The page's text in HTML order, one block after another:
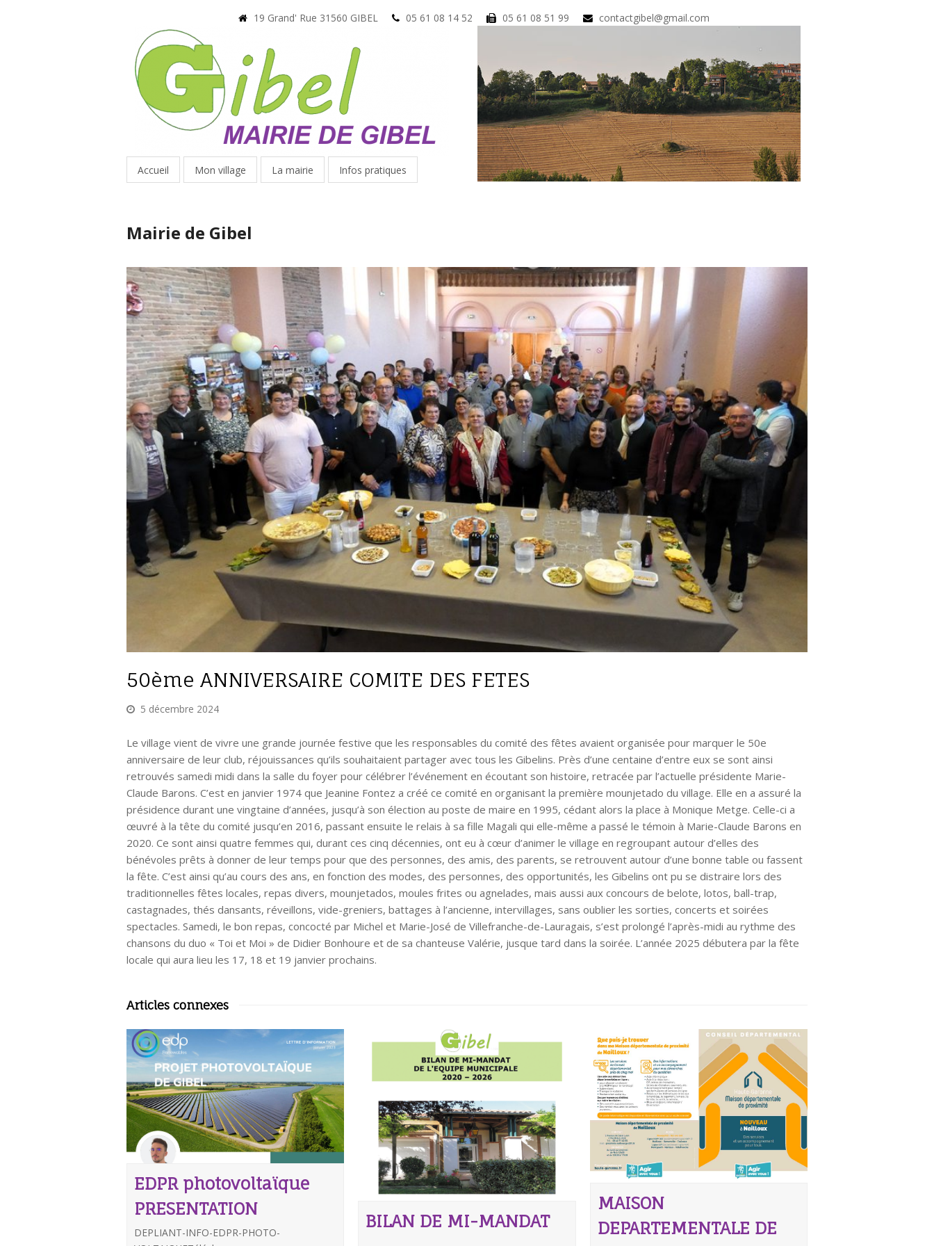
19 Grand' Rue 31560 GIBEL 05 61 08 14 52 05 61 08 51 99 contactgibel@gmail.com
Accueil Mon village La mairie Infos pratiques
Mairie de Gibel
50ème ANNIVERSAIRE COMITE DES FETES
5 décembre 2024
Le village vient de vivre une grande journée festive que les responsables du comité des fêtes avaient organisée pour marquer le 50e
anniversaire de leur club, réjouissances qu’ils souhaitaient partager avec tous les Gibelins. Près d’une centaine d’entre eux se sont ainsi
retrouvés samedi midi dans la salle du foyer pour célébrer l’événement en écoutant son histoire, retracée par l’actuelle présidente Marie-
Claude Barons. C’est en janvier 1974 que Jeanine Fontez a créé ce comité en organisant la première mounjetado du village. Elle en a assuré la
présidence durant une vingtaine d’années, jusqu’à son élection au poste de maire en 1995, cédant alors la place à Monique Metge. Celle-ci a
œuvré à la tête du comité jusqu’en 2016, passant ensuite le relais à sa fille Magali qui elle-même a passé le témoin à Marie-Claude Barons en
2020. Ce sont ainsi quatre femmes qui, durant ces cinq décennies, ont eu à cœur d’animer le village en regroupant autour d’elles des
bénévoles prêts à donner de leur temps pour que des personnes, des amis, des parents, se retrouvent autour d’une bonne table ou fassent
la fête. C’est ainsi qu’au cours des ans, en fonction des modes, des personnes, des opportunités, les Gibelins ont pu se distraire lors des
traditionnelles fêtes locales, repas divers, mounjetados, moules frites ou agnelades, mais aussi aux concours de belote, lotos, ball-trap,
castagnades, thés dansants, réveillons, vide-greniers, battages à l’ancienne, intervillages, sans oublier les sorties, concerts et soirées
spectacles. Samedi, le bon repas, concocté par Michel et Marie-José de Villefranche-de-Lauragais, s’est prolongé l’après-midi au rythme des
chansons du duo « Toi et Moi » de Didier Bonhoure et de sa chanteuse Valérie, jusque tard dans la soirée. L’année 2025 débutera par la fête
locale qui aura lieu les 17, 18 et 19 janvier prochains.
Articles connexes
EDPR photovoltaïque
PRESENTATION
DEPLIANT-INFO-EDPR-PHOTO-
BILAN DE MI-MANDAT
MAISON
DEPARTEMENTALE DE